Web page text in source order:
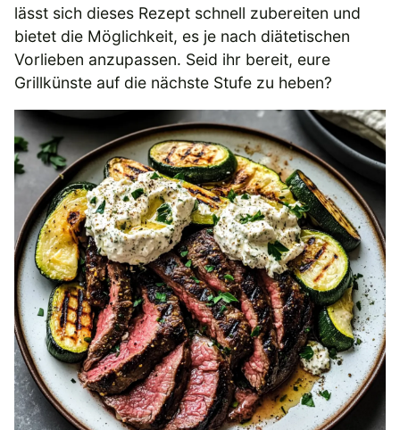
lässt sich dieses Rezept schnell zubereiten und
bietet die Möglichkeit, es je nach diätetischen
Vorlieben anzupassen. Seid ihr bereit, eure
Grillkünste auf die nächste Stufe zu heben?